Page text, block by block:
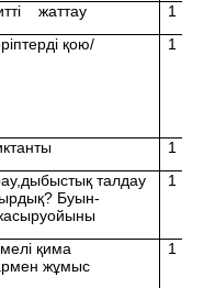
жаттау
1
қою/ 1
1
талдау
Буын-
1
қима
жұмыс
1